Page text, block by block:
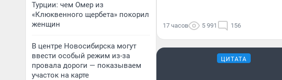
Турции: чем Омер из
«Клюквенного щербета» покорил
женщин
В центре Новосибирска могут
ввести особый режим из-за
провала дороги — показываем
участок на карте
17 часов 5 991 156
ЦИТАТА